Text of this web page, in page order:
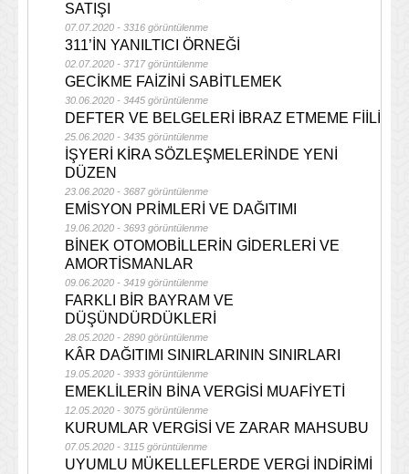
SATIŞI
07.07.2020 - 3316 görüntülenme
311’İN YANILTICI ÖRNEĞİ
02.07.2020 - 3717 görüntülenme
GECİKME FAİZİNİ SABİTLEMEK
30.06.2020 - 3445 görüntülenme
DEFTER VE BELGELERİ İBRAZ ETMEME FİİLİ
25.06.2020 - 3435 görüntülenme
İŞYERİ KİRA SÖZLEŞMELERİNDE YENİ
DÜZEN
23.06.2020 - 3687 görüntülenme
EMİSYON PRİMLERİ VE DAĞITIMI
19.06.2020 - 3693 görüntülenme
BİNEK OTOMOBİLLERİN GİDERLERİ VE
AMORTİSMANLAR
09.06.2020 - 3419 görüntülenme
FARKLI BİR BAYRAM VE
DÜŞÜNDÜRDÜKLERİ
28.05.2020 - 2890 görüntülenme
KÂR DAĞITIMI SINIRLARININ SINIRLARI
19.05.2020 - 3933 görüntülenme
EMEKLİLERİN BİNA VERGİSİ MUAFİYETİ
12.05.2020 - 3075 görüntülenme
KURUMLAR VERGİSİ VE ZARAR MAHSUBU
07.05.2020 - 3115 görüntülenme
UYUMLU MÜKELLEFLERDE VERGİ İNDİRİMİ